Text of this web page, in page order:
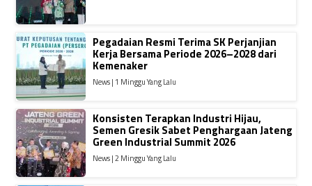
Pegadaian Resmi Terima SK Perjanjian
Kerja Bersama Periode 2026–2028 dari
Kemenaker
News | 1 Minggu Yang Lalu
Konsisten Terapkan Industri Hijau,
Semen Gresik Sabet Penghargaan Jateng
Green Industrial Summit 2026
News | 2 Minggu Yang Lalu